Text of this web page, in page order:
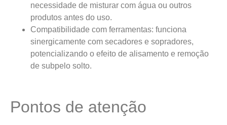
necessidade de misturar com água ou outros
produtos antes do uso.
Compatibilidade com ferramentas: funciona
sinergicamente com secadores e sopradores,
potencializando o efeito de alisamento e remoção
de subpelo solto.
Pontos de atenção